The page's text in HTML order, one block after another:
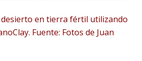
en tierra fértil utilizando
Fuente: Fotos de Juan